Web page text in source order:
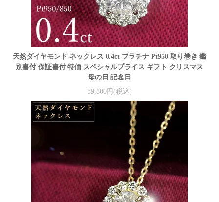
天然ダイヤモンド ネックレス 0.4ct プラチナ Pt950 取り巻き 鑑
別書付 保証書付 特価 スペシャルプライス ギフト クリスマス
母の日 記念日
89,800円(税込)